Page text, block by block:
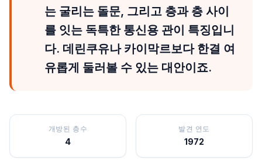
는 굴리는 돌문, 그리고 층과 층 사이
를 잇는 독특한 통신용 관이 특징입니
다. 데린쿠유나 카이막르보다 한결 여
유롭게 둘러볼 수 있는 대안이죠.
개방된 층수
4
발견 연도
1972